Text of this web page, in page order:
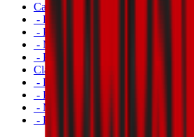
Calendario
- Prima Squadra Maschile
- Prima Squadra Femminile
- Milan Futuro
- Primavera
Classifiche
- Prima Squadra Maschile
- Prima Squadra Femminile
- Milan Futuro
- Primavera